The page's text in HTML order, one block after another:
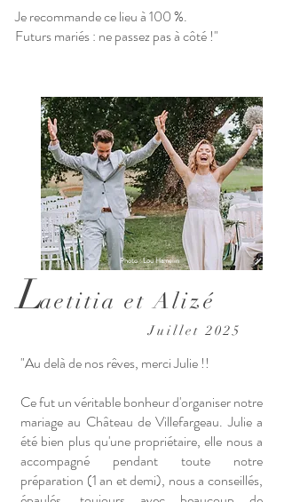
Je recommande ce lieu à 100 %.
Futurs mariés : ne passez pas à côté !"
Photo : Lou Hamelin
Laetitia et Alizé
Juillet 2025
"Au delà de nos rêves, merci Julie !!
Ce fut un véritable bonheur d'organiser notre
mariage au Château de Villefargeau. Julie a
été bien plus qu'une propriétaire, elle nous a
accompagné pendant toute notre
préparation (1 an et demi), nous a conseillés,